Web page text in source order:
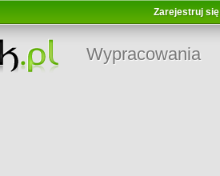
Zarejestruj się
Wypracowania